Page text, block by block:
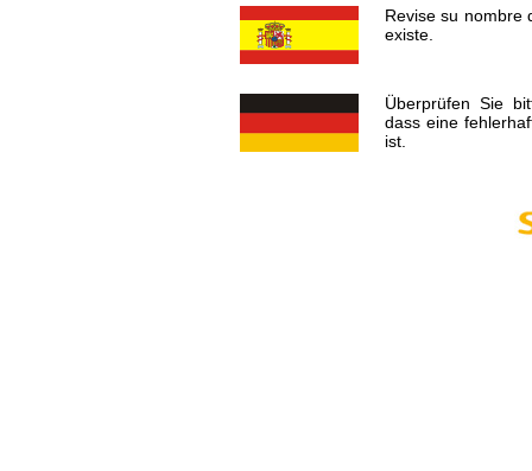
Revise su nombre
existe.
Überprüfen Sie
dass eine
ist.